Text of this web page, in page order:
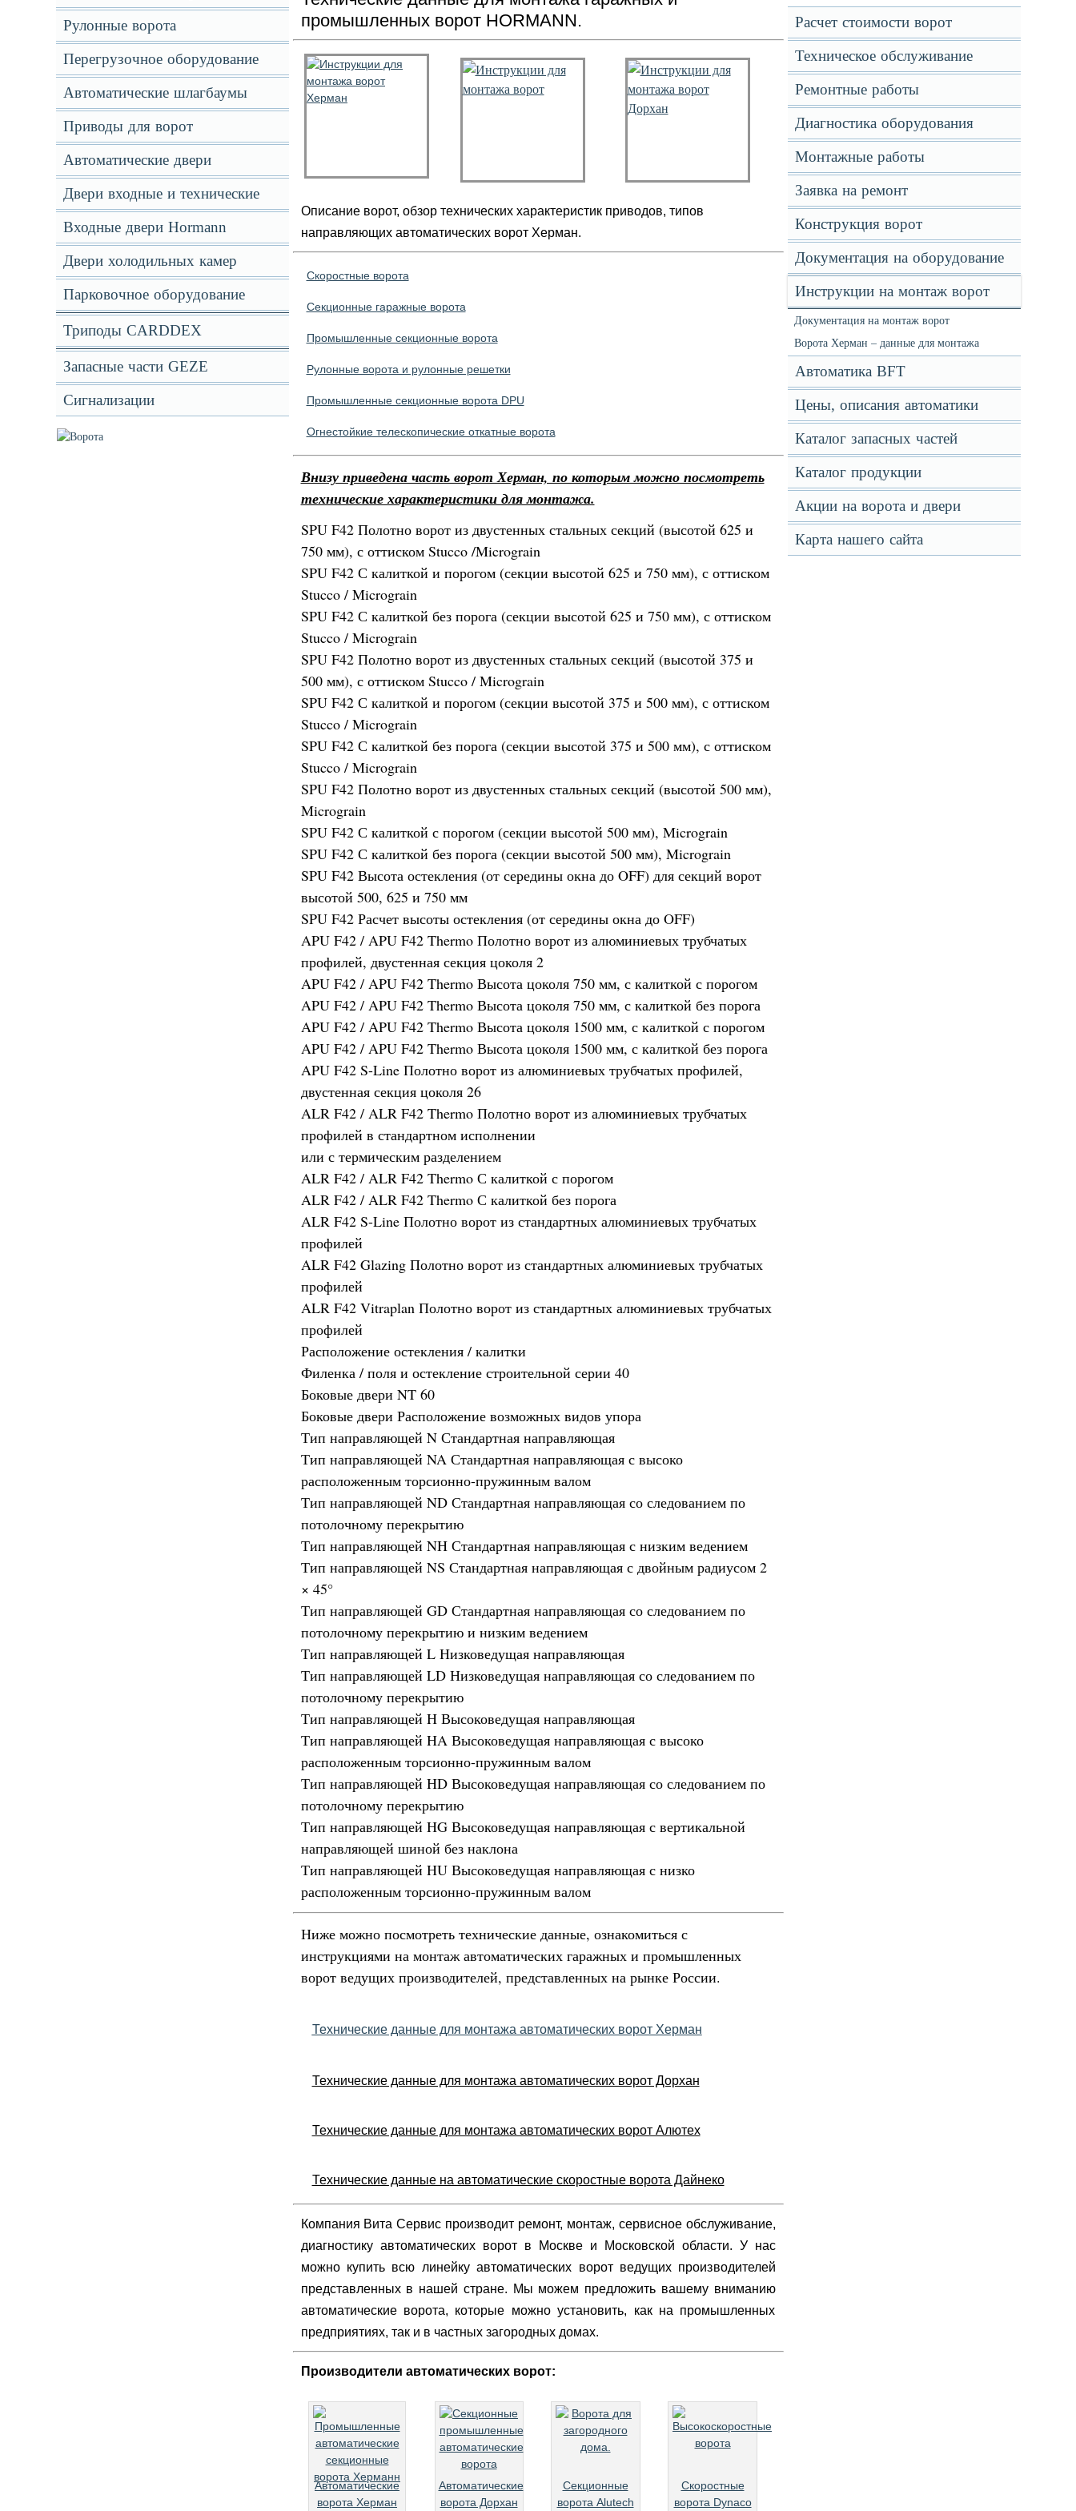
Рулонные ворота
Перегрузочное оборудование
Автоматические шлагбаумы
Приводы для ворот
Автоматические двери
Двери входные и технические
Входные двери Hormann
Двери холодильных камер
Парковочное оборудование
Триподы CARDDEX
Запасные части GEZE
Сигнализации
промышленных ворот HORMANN.
Описание ворот, обзор технических характеристик приводов, типов
направляющих автоматических ворот Херман.
Скоростные ворота
Секционные гаражные ворота
Промышленные секционные ворота
Рулонные ворота и рулонные решетки
Промышленные секционные ворота DPU
Огнестойкие телескопические откатные ворота
Внизу приведена часть ворот Херман, по которым можно посмотреть
технические характеристики для монтажа.
SPU F42 Полотно ворот из двустенных стальных секций (высотой 625 и
750 мм), с оттиском Stucco /Micrograin
SPU F42 С калиткой и порогом (секции высотой 625 и 750 мм), с оттиском
Stucco / Micrograin
SPU F42 С калиткой без порога (секции высотой 625 и 750 мм), с оттиском
Stucco / Micrograin
SPU F42 Полотно ворот из двустенных стальных секций (высотой 375 и
500 мм), с оттиском Stucco / Micrograin
SPU F42 С калиткой и порогом (секции высотой 375 и 500 мм), с оттиском
Stucco / Micrograin
SPU F42 С калиткой без порога (секции высотой 375 и 500 мм), с оттиском
Stucco / Micrograin
SPU F42 Полотно ворот из двустенных стальных секций (высотой 500 мм),
Micrograin
SPU F42 С калиткой с порогом (секции высотой 500 мм), Micrograin
SPU F42 С калиткой без порога (секции высотой 500 мм), Micrograin
SPU F42 Высота остекления (от середины окна до OFF) для секций ворот
высотой 500, 625 и 750 мм
SPU F42 Расчет высоты остекления (от середины окна до OFF)
APU F42 / APU F42 Thermo Полотно ворот из алюминиевых трубчатых
профилей, двустенная секция цоколя 2
APU F42 / APU F42 Thermo Высота цоколя 750 мм, с калиткой с порогом
APU F42 / APU F42 Thermo Высота цоколя 750 мм, с калиткой без порога
APU F42 / APU F42 Thermo Высота цоколя 1500 мм, с калиткой с порогом
APU F42 / APU F42 Thermo Высота цоколя 1500 мм, с калиткой без порога
APU F42 S-Line Полотно ворот из алюминиевых трубчатых профилей,
двустенная секция цоколя 26
ALR F42 / ALR F42 Thermo Полотно ворот из алюминиевых трубчатых
профилей в стандартном исполнении
или с термическим разделением
ALR F42 / ALR F42 Thermo С калиткой с порогом
ALR F42 / ALR F42 Thermo С калиткой без порога
ALR F42 S-Line Полотно ворот из стандартных алюминиевых трубчатых
профилей
ALR F42 Glazing Полотно ворот из стандартных алюминиевых трубчатых
профилей
ALR F42 Vitraplan Полотно ворот из стандартных алюминиевых трубчатых
профилей
Расположение остекления / калитки
Филенка / поля и остекление строительной серии 40
Боковые двери NT 60
Боковые двери Расположение возможных видов упора
Тип направляющей N Стандартная направляющая
Тип направляющей NA Стандартная направляющая с высоко
расположенным торсионно-пружинным валом
Тип направляющей ND Стандартная направляющая со следованием по
потолочному перекрытию
Тип направляющей NH Стандартная направляющая с низким ведением
Тип направляющей NS Стандартная направляющая с двойным радиусом 2
× 45°
Тип направляющей GD Стандартная направляющая со следованием по
потолочному перекрытию и низким ведением
Тип направляющей L Низковедущая направляющая
Тип направляющей LD Низковедущая направляющая со следованием по
потолочному перекрытию
Тип направляющей H Высоковедущая направляющая
Тип направляющей HA Высоковедущая направляющая с высоко
расположенным торсионно-пружинным валом
Тип направляющей HD Высоковедущая направляющая со следованием по
потолочному перекрытию
Тип направляющей HG Высоковедущая направляющая с вертикальной
направляющей шиной без наклона
Тип направляющей HU Высоковедущая направляющая с низко
расположенным торсионно-пружинным валом
Ниже можно посмотреть технические данные, ознакомиться с
инструкциями на монтаж автоматических гаражных и промышленных
ворот ведущих производителей, представленных на рынке России.
Технические данные для монтажа автоматических ворот Херман
Технические данные для монтажа автоматических ворот Дорхан
Технические данные для монтажа автоматических ворот Алютех
Технические данные на автоматические скоростные ворота Дайнеко
Компания Вита Сервис производит ремонт, монтаж, сервисное обслуживание,
диагностику автоматических ворот в Москве и Московской области. У нас
можно купить всю линейку автоматических ворот ведущих производителей
представленных в нашей стране. Мы можем предложить вашему вниманию
автоматические ворота, которые можно установить, как на промышленных
предприятиях, так и в частных загородных домах.
Производители автоматических ворот:
Автоматические
ворота Херман
Автоматические
ворота Дорхан
Секционные
ворота Alutech
Скоростные
ворота Dynaco
Расчет стоимости ворот
Техническое обслуживание
Ремонтные работы
Диагностика оборудования
Монтажные работы
Заявка на ремонт
Конструкция ворот
Документация на оборудование
Инструкции на монтаж ворот
Документация на монтаж ворот
Ворота Херман – данные для монтажа
Автоматика BFT
Цены, описания автоматики
Каталог запасных частей
Каталог продукции
Акции на ворота и двери
Карта нашего сайта